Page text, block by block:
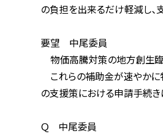
の負担を出来るだけ軽減し、支
要望 中尾委員
物価高騰対策の地方創生臨時
これらの補助金が速やかに物価
の支援策における申請手続きは
Ｑ 中尾委員